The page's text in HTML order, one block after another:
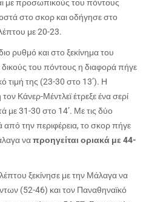
με προσωπικούς του πόντους
στο σκορ και οδήγησε στο
με 20-23.
ρυθμό και στο ξεκίνημα του
του πόντους η διαφορά πήγε
τιμή της (23-30 στο 13’). Η
Κάνερ-Μέντλεϊ έτρεξε ένα σερί
με 31-30 στο 14’. Με τις δύο
την περιφέρεια, το σκορ πήγε
ναπροηγείται οριακά με 44-
ξεκίνησε με την Μάλαγα να
(52-46) και τον Παναθηναϊκό